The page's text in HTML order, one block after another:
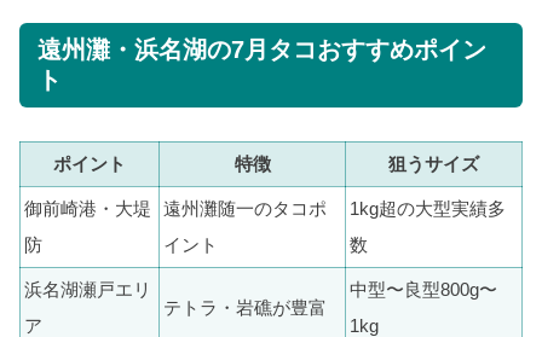
遠州灘・浜名湖の7月タコおすすめポイン
ト
ポイント 特徴 狙うサイズ
御前崎港・大堤
防
遠州灘随一のタコポ
イント
1kg超の大型実績多
数
浜名湖瀬戸エリ
ア
テトラ・岩礁が豊富
中型〜良型800g〜
1kg